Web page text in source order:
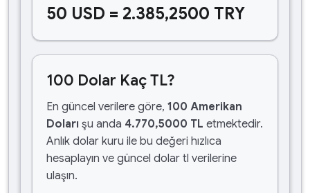
50 USD = 2.385,2500 TRY
100 Dolar Kaç TL?
En güncel verilere göre, 100 Amerikan
Doları şu anda 4.770,5000 TL etmektedir.
Anlık dolar kuru ile bu değeri hızlıca
hesaplayın ve güncel dolar tl verilerine
ulaşın.